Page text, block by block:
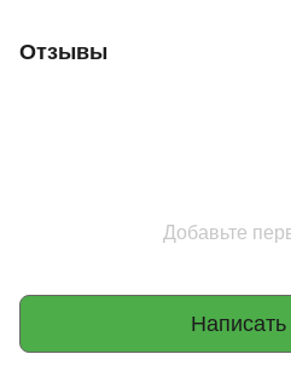
Отзывы
Добавьте
Написать